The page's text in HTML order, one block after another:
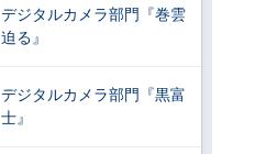
デジタルカメラ部門『巻雲
迫る』
デジタルカメラ部門『黒富
士』